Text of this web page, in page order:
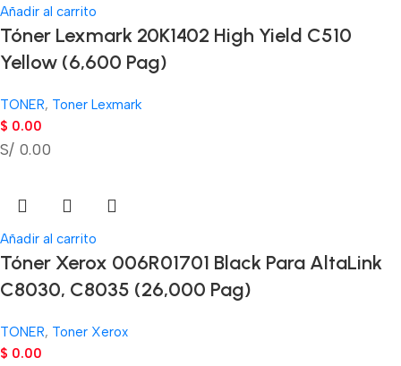
Añadir al carrito
Tóner Lexmark 20K1402 High Yield C510
Yellow (6,600 Pag)
TONER, Toner Lexmark
$ 0.00
S/ 0.00
Añadir al carrito
Tóner Xerox 006R01701 Black Para AltaLink
C8030, C8035 (26,000 Pag)
TONER, Toner Xerox
$ 0.00